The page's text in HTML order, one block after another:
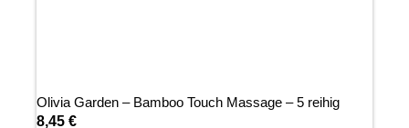
Olivia Garden – Bamboo Touch Massage – 5 reihig
8,45 €